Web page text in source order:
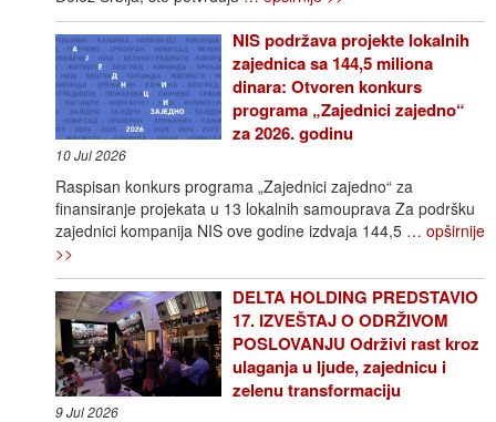
NIS podržava projekte lokalnih
zajednica sa 144,5 miliona
dinara: Otvoren konkurs
programa „Zajednici zajedno“
za 2026. godinu
10 Jul 2026
Raspisan konkurs programa „Zajednici zajedno“ za
finansiranje projekata u 13 lokalnih samouprava Za podršku
zajednici kompanija NIS ove godine izdvaja 144,5 … opširnije
>>
DELTA HOLDING PREDSTAVIO
17. IZVEŠTAJ O ODRŽIVOM
POSLOVANJU Održivi rast kroz
ulaganja u ljude, zajednicu i
zelenu transformaciju
9 Jul 2026